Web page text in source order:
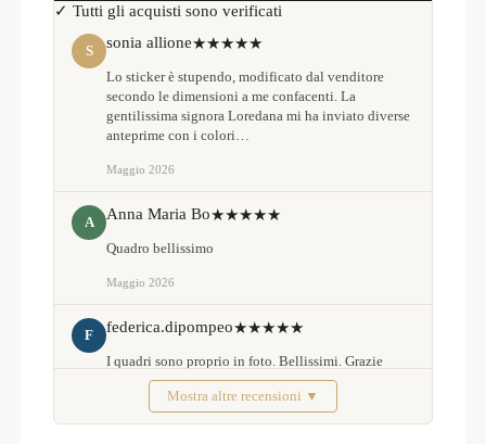
✓ Tutti gli acquisti sono verificati
S sonia allione★★★★★
Lo sticker è stupendo, modificato dal venditore
secondo le dimensioni a me confacenti. La
gentilissima signora Loredana mi ha inviato diverse
anteprime con i colori…
Maggio 2026
A Anna Maria Bo★★★★★
Quadro bellissimo
Maggio 2026
F federica.dipompeo★★★★★
I quadri sono proprio in foto. Bellissimi. Grazie
Febbraio 2026Mostra altre recensioni ▼